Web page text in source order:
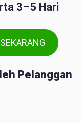
3–5 Hari
Pelanggan